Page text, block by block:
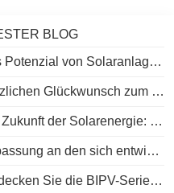
BLOG
von Solaranlagen auf Dächern und Spolar-Lösungen
Glückwunsch zum höchsten Solarkraftwerk der Welt in Tibet!
der Solarenergie: S-Elite Plus 680W Solarpanel von SpolarPV
an den sich entwickelnden Solarmarkt: SpolarPVs Strategie für 2024
die BIPV-Serie von SpolarPV: Innovative Solarlösungen für moderne Architektur